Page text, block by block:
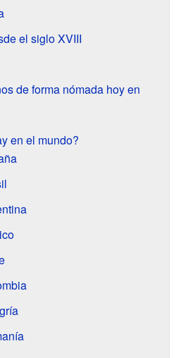
el sigloXVIII
de forma nómada hoy en
en el mundo?